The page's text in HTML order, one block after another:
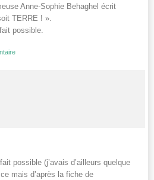
Anne-Sophie Behaghel écrit
TERRE ! ».
possible.
possible (j’avais d’ailleurs quelque
mais d’après la fiche de